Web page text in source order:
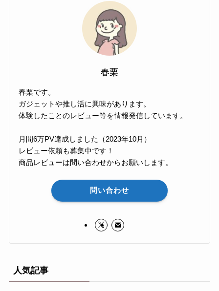
春栗
春栗です。
ガジェットや推し活に興味があります。
体験したことのレビュー等を情報発信しています。
月間6万PV達成しました（2023年10月）
レビュー依頼も募集中です！
商品レビューは問い合わせからお願いします。
問い合わせ
人気記事